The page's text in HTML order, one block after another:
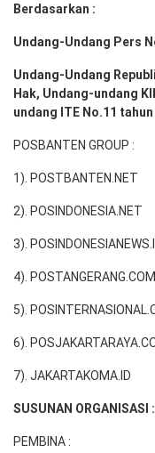
Berdasarkan :
Undang-Undang Pers
Undang-Undang
Hak, Undang-undang
undang ITE No.11
POSBANTEN GROUP :
1). POSTBANTEN.NET
2). POSINDONESIA.NET
3).
4). POSTANGERANG.COM
5).
6).
7). JAKARTAKOMA.ID
SUSUNAN ORGANISASI :
PEMBINA :